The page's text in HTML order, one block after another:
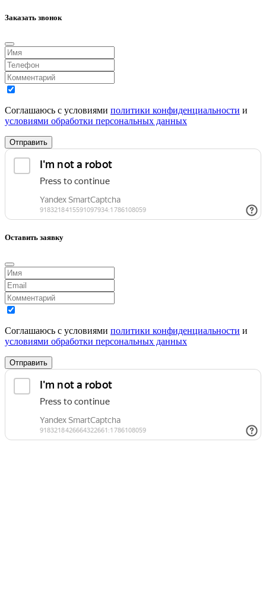
Заказать звонок
Соглашаюсь с условиями политики конфиденциальности и
условиями обработки персональных данных
Отправить
Оставить заявку
Соглашаюсь с условиями политики конфиденциальности и
условиями обработки персональных данных
Отправить